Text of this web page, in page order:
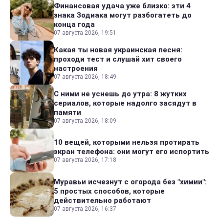
Финансовая удача уже близко: эти 4
знака Зодиака могут разбогатеть до
конца года
07 августа 2026, 19:51
Какая ты новая украинская песня:
проходи тест и слушай хит своего
настроения
07 августа 2026, 18:49
С ними не уснешь до утра: 8 жутких
сериалов, которые надолго засядут в
памяти
07 августа 2026, 18:09
10 вещей, которыми нельзя протирать
экран телефона: они могут его испортить
07 августа 2026, 17:18
Муравьи исчезнут с огорода без "химии":
5 простых способов, которые
действительно работают
07 августа 2026, 16:37